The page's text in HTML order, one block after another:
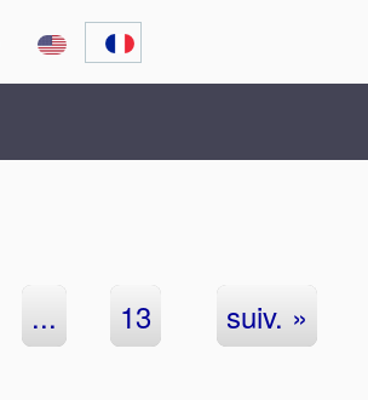
... 13 suiv. »